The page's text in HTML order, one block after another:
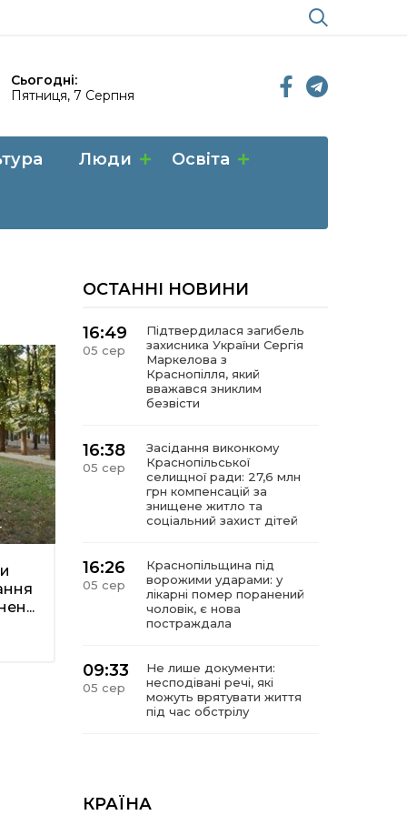
Сьогодні:
Пятниця, 7 Серпня
Люди Освіта
ОСТАННІ НОВИНИ
16:49
05 сер
Підтвердилася загибель
захисника України Сергія
Маркелова з
Краснопілля, який
вважався зниклим
безвісти
16:38
05 сер
Засідання виконкому
Краснопільської
селищної ради: 27,6 млн
грн компенсацій за
знищене житло та
соціальний захист дітей
16:26
05 сер
Краснопільщина під
ворожими ударами: у
лікарні помер поранений
чоловік, є нова
постраждала
09:33
05 сер
Не лише документи:
несподівані речі, які
можуть врятувати життя
під час обстрілу
КРАЇНА